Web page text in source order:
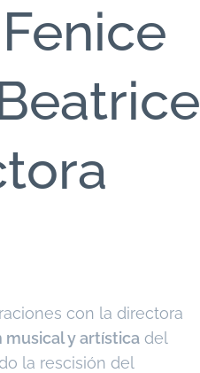
con la directora
musical y artística del
la rescisión del